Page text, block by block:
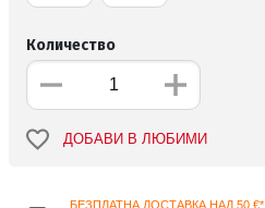
Количество
ДОБАВИ В ЛЮБИМИ
БЕЗПЛАТНА ДОСТАВКА НАД 50 €*